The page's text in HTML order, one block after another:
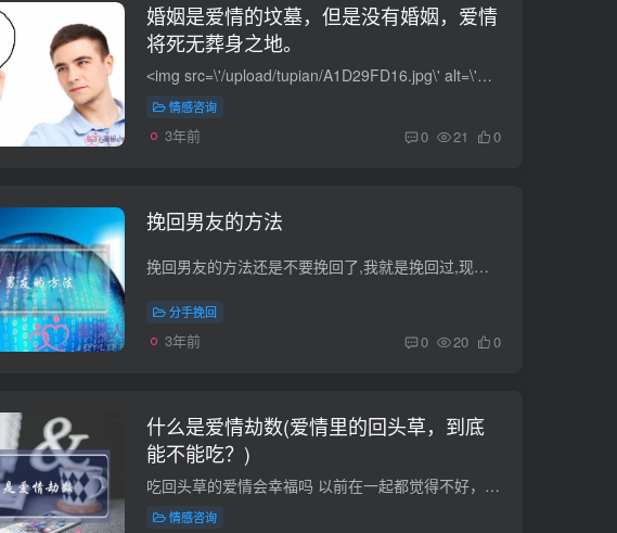
婚姻是爱情的坟墓，但是没有婚姻，爱情
将死无葬身之地。
˂img src=\'/upload/tupian/A1D29FD16.jpg\' alt=\'婚姻是爱情的坟墓，但是没有婚姻，爱情将死无葬身之地。\' /˃婚姻是爱情的坟墓，但是没有婚姻，爱情将死无葬身之地。其实这句话很片面 说婚...
情感咨询
3年前 0 21 0
挽回男友的方法
挽回男友的方法还是不要挽回了,我就是挽回过,现在觉得还是不挽回的好,也并不是他对我不好,可能是我不知道什么是爱情吧.命中注定我爱你是谁演的？结局怎样？ 命中注定我爱你是台湾2008年度三立电...
分手挽回
3年前 0 20 0
什么是爱情劫数(爱情里的回头草，到底
能不能吃？)
吃回头草的爱情会幸福吗 以前在一起都觉得不好，回头还是那样，没必要 什么是爱情劫数愛情 需要雙方投入 互相包容 互相關心 愛情 開不了口 但卻能讓你後悔一生 愛情 有笑有淚 有苦有甜 愛情 酸...
情感咨询